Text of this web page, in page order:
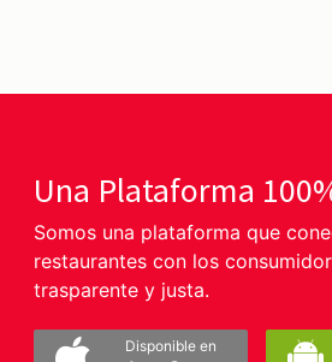
Una Plataforma
Somos una plataforma que
restaurantes con los
trasparente y justa.
Disponible en